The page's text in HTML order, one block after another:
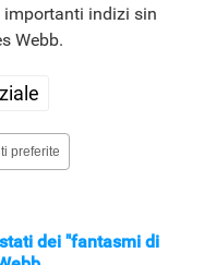
importanti indizi sin
Webb.
preferite
dei "fantasmi di